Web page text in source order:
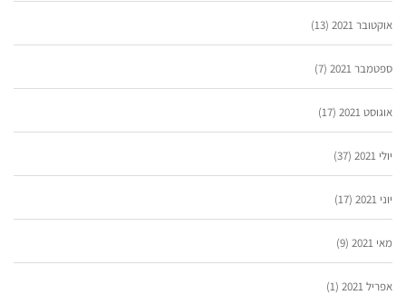
אוקטובר 2021 (13)
ספטמבר 2021 (7)
אוגוסט 2021 (17)
יולי 2021 (37)
יוני 2021 (17)
מאי 2021 (9)
אפריל 2021 (1)